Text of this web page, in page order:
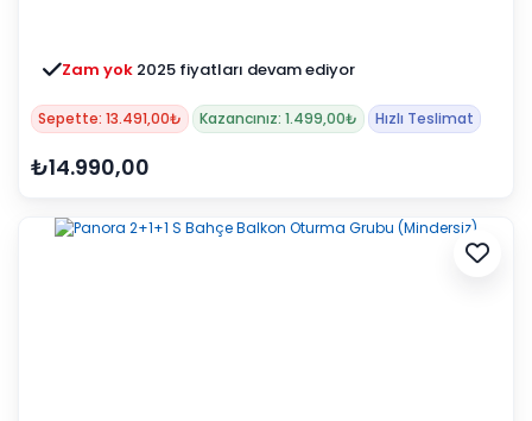
Zam yok 2025 fiyatları devam ediyor
Sepette: 13.491,00₺ Kazancınız: 1.499,00₺ Hızlı Teslimat
₺14.990,00